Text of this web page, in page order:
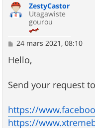
ZestyCastor
Utagawiste
gourou
M
s
s
g
e
24 mars 2021, 08:10
Hello,
Send your request to
https://
https://